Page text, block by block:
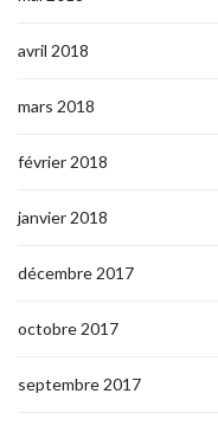
avril 2018
mars 2018
février 2018
janvier 2018
décembre 2017
octobre 2017
septembre 2017